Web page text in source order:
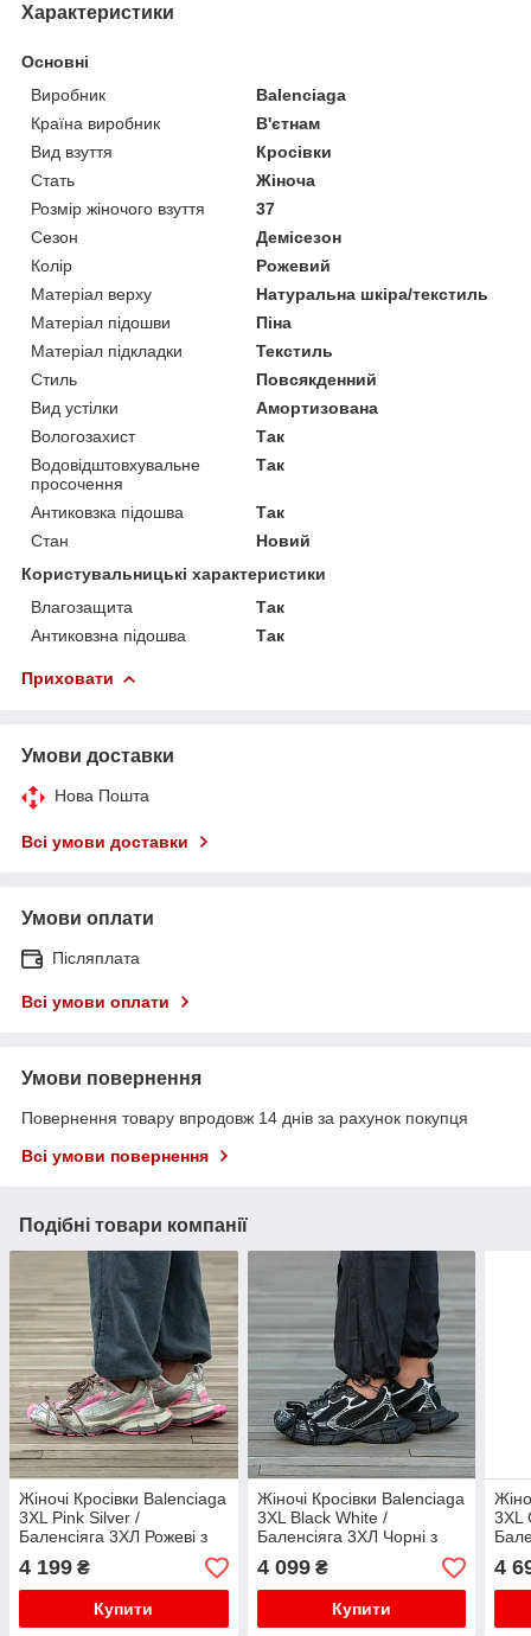
Характеристики
Основні
Виробник
Balenciaga
Країна виробник
В'єтнам
Вид взуття
Кросівки
Стать
Жіноча
Розмір жіночого взуття
37
Сезон
Демісезон
Колір
Рожевий
Матеріал верху
Натуральна шкіра/текстиль
Матеріал підошви
Піна
Матеріал підкладки
Текстиль
Стиль
Повсякденний
Вид устілки
Амортизована
Вологозахист
Так
Водовідштовхувальне
просочення
Так
Антиковзка підошва
Так
Стан
Новий
Користувальницькі характеристики
Влагозащита
Так
Антиковзна підошва
Так
Приховати
Умови доставки
Нова Пошта
Всі умови доставки
Умови оплати
Післяплата
Всі умови оплати
Умови повернення
Повернення товару впродовж 14 днів за рахунок покупця
Всі умови повернення
Подібні товари компанії
Жіночі Кросівки Balenciaga
3XL Pink Silver /
Баленсіяга 3ХЛ Рожеві з
Сріблястим
4 199 ₴
Купити
Жіночі Кросівки Balenciaga
3XL Black White /
Баленсіяга 3ХЛ Чорні з
Білим
4 099₴
Купити
3XL
4